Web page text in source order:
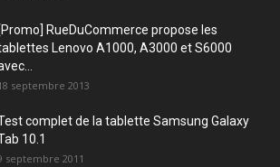
[Promo] RueDuCommerce propose les
Lenovo A1000, A3000 et S6000
septembre 2013
complet de la tablette Samsung Galaxy
10.1
septembre 2011